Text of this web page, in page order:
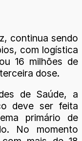
continua sendo
com logística
16 milhões de
dose.
de Saúde, a
deve ser feita
primário de
No momento